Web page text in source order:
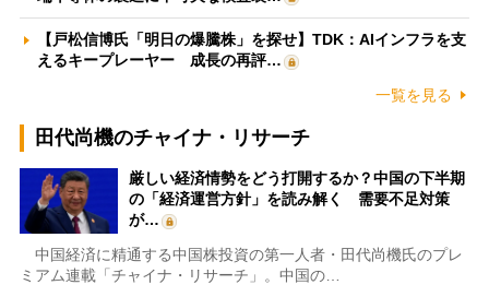
【戸松信博氏「明日の爆騰株」を探せ】TDK：AIインフラを支
えるキープレーヤー 成長の再評…
一覧を見る
田代尚機のチャイナ・リサーチ
厳しい経済情勢をどう打開するか？中国の下半期
の「経済運営方針」を読み解く 需要不足対策
が…
中国経済に精通する中国株投資の第一人者・田代尚機氏のプレ
ミアム連載「チャイナ・リサーチ」。中国の…